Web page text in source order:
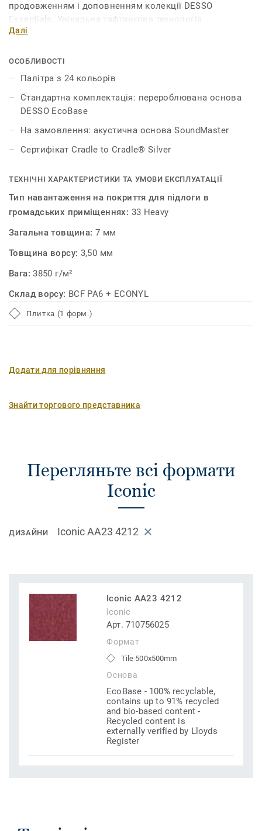
продовженням і доповненням колекції DESSO
Essentials. Унікальна тафтингова технологія
виробництва дозволяє створити багатошарову
відтінків, які надають кольору глибини і виразності.
Такий дизайн плитки дозволить додати грайливого
настрою до інтер’єру вашого приміщення. Колекція
DESSO Iconic пропонує надзвичайно широкий вибір
кольорів. Палітра нараховує понад 20 нейтральних
відтінків і яскравих тонів, які чудово підходять для
дає змогу подивитися на дизайн підлоги з іншої точки
творчих експериментів і комбінування.
Далі
ОСОБЛИВОСТІ
Палітра з 24 кольорів
Стандартна комплектація: перероблювана основа
DESSO EcoBase
На замовлення: акустична основа SoundMaster
Сертифікат Cradle to Cradle® Silver
ТЕХНІЧНІ ХАРАКТЕРИСТИКИ ТА УМОВИ ЕКСПЛУАТАЦІЇ
Тип навантаження на покриття для підлоги в
громадських приміщеннях: 33 Heavy
Загальна товщина: 7 мм
Товщина ворсу: 3,50 мм
Вага:3850 г/м²
Склад ворсу: BCF PA6 + ECONYL
Плитка (1 форм.)
Додати для порівняння
Знайти торгового представника
Перегляньте всі формати
Iconic
ДИЗАЙНИ Iconic AA23 4212
Iconic AA23 4212
Iconic
Арт. 710756025
Формат
Tile 500x500mm
Основа
EcoBase - 100% recyclable,
contains up to 91% recycled
and bio-based content -
Recycled content is
externally verified by Lloyds
Register